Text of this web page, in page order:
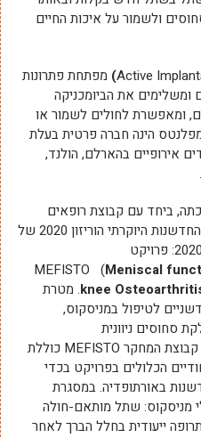
ולשמור על איכות החיים
Active
) מפתחת פתרונות
את הביומכניקה
ומאפשרת לחולים לשמור או
הינה חברה פרטית בעלת
אירופיים בהארלם, הולנד,
זכתה, ביחד עם קבוצת רופאים
וחוקרים מאירופה, במענק הפיתוח והחדשנות היוקרתי הוריזון 2020 של
האיחוד האירופאי, במסגרת הוריזון 2020: פרויקט
MEFISTO (Meniscal
knee). מטרת
לטיפול במניסקוס,
סחוסים ניוונית
) באירופה. קבוצת המחקר MEFISTO כוללת
הכלולים בפרויקט בכדי
באורתופדיה. במסגרת
מניסקוס: שתל מותאם-חולה
ייעודית בחלל הברך לאחר